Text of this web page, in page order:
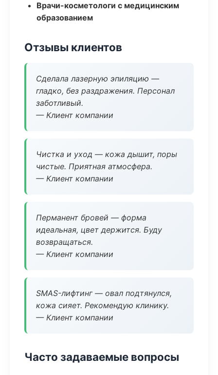
Врачи-косметологи с медицинским
образованием
Отзывы клиентов
Сделала лазерную эпиляцию —
гладко, без раздражения. Персонал
заботливый.
— Клиент компании
Чистка и уход — кожа дышит, поры
чистые. Приятная атмосфера.
— Клиент компании
Перманент бровей — форма
идеальная, цвет держится. Буду
возвращаться.
— Клиент компании
SMAS-лифтинг — овал подтянулся,
кожа сияет. Рекомендую клинику.
— Клиент компании
Часто задаваемые вопросы